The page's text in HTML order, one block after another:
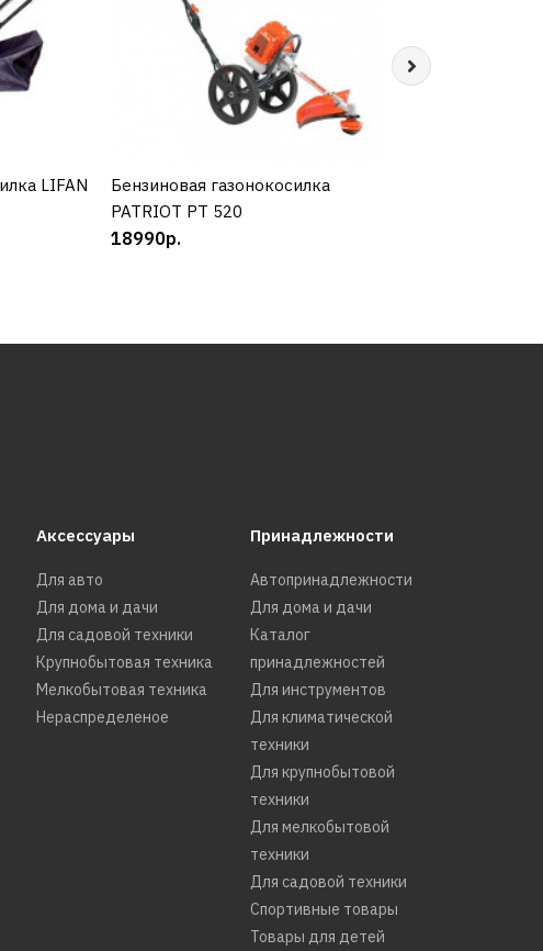
LIFAN
КУПИТЬ
Бензиновая газонокосилка
PATRIOT PT 520
18990р.
Аксессуары
Для авто
Для дома и дачи
Для садовой техники
Крупнобытовая техника
Мелкобытовая техника
Нераспределеное
Принадлежности
Автопринадлежности
Для дома и дачи
Каталог
принадлежностей
Для инструментов
Для климатической
техники
Для крупнобытовой
техники
Для мелкобытовой
техники
Для садовой техники
Спортивные товары
Товары для детей